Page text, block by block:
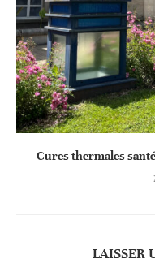
Cures thermales
LAISSER